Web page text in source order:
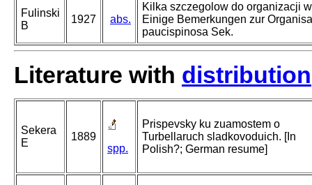
Fulinski
B
1927 abs.
Kilka szczegolow do organizacji
Einige Bemerkungen zur
paucispinosa Sek.
Literature with distribution
Sekera
E
1889
spp.
Prispevsky ku zuamostem o
Turbellaruch sladkovoduich. [In
Polish?; German resume]